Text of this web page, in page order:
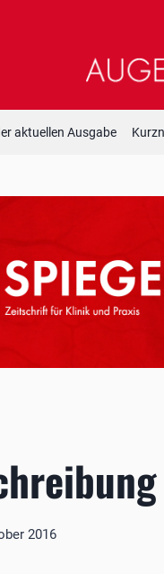
aktuellen Ausgabe
2016